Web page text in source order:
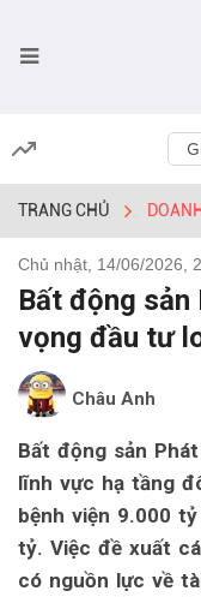
TRANG CHỦ
Chủ nhật, 14/06/2026,
Bất động
vọng đầu tư
Châu Anh
Bất động sản
lĩnh vực hạ tầng
bệnh viện 9.000
tỷ. Việc đề xuất
có nguồn lực về